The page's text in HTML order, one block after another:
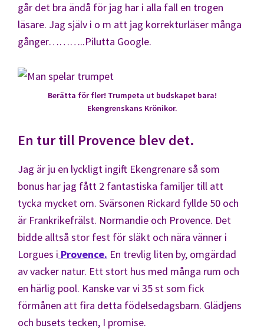
går det bra ändå för jag har i alla fall en trogen
läsare. Jag själv i o m att jag korrekturläser många
gånger………..Pilutta Google.
Berätta för fler! Trumpeta ut budskapet bara!
Ekengrenskans Krönikor.
En tur till Provence blev det.
Jag är ju en lyckligt ingift Ekengrenare så som
bonus har jag fått 2 fantastiska familjer till att
tycka mycket om. Svärsonen Rickard fyllde 50 och
är Frankrikefrälst. Normandie och Provence. Det
bidde alltså stor fest för släkt och nära vänner i
Lorgues i Provence. En trevlig liten by, omgärdad
av vacker natur. Ett stort hus med många rum och
en härlig pool. Kanske var vi 35 st som fick
förmånen att fira detta födelsedagsbarn. Glädjens
och busets tecken, I promise.